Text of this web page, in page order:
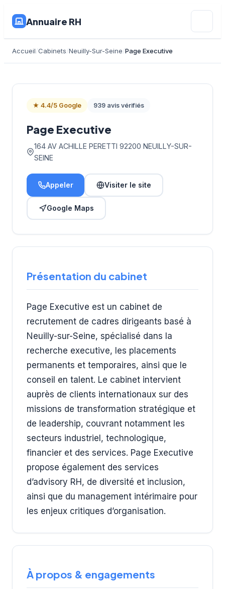
Annuaire RH
Accueil Cabinets Neuilly-Sur-Seine Page Executive
★ 4.4/5 Google 939 avis vérifiés
Page Executive
164 AV ACHILLE PERETTI 92200 NEUILLY-SUR-
SEINE
Appeler Visiter le site
Google Maps
Présentation du cabinet
Page Executive est un cabinet de
recrutement de cadres dirigeants basé à
Neuilly-sur-Seine, spécialisé dans la
recherche executive, les placements
permanents et temporaires, ainsi que le
conseil en talent. Le cabinet intervient
auprès de clients internationaux sur des
missions de transformation stratégique et
de leadership, couvrant notamment les
secteurs industriel, technologique,
financier et des services. Page Executive
propose également des services
d’advisory RH, de diversité et inclusion,
ainsi que du management intérimaire pour
les enjeux critiques d’organisation.
À propos & engagements